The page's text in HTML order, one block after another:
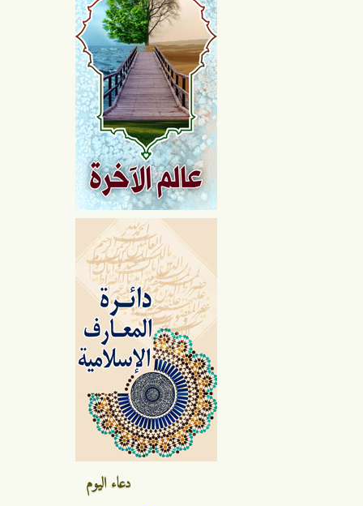
دعاء اليوم